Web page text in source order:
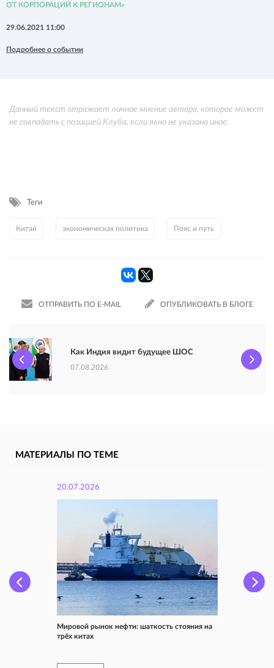
ОТ КОРПОРАЦИЙ К РЕГИОНАМ»
29.06.2021 11:00
Подробнее о событии
Данный текст отражает личное мнение автора, которое может
не совпадать с позицией Клуба, если явно не указано иное.
Теги
Китай экономическая политика Пояс и путь
ОТПРАВИТЬ ПО E-MAIL ОПУБЛИКОВАТЬ В БЛОГЕ
Как Индия видит будущее ШОС
07.08.2026
МАТЕРИАЛЫ ПО ТЕМЕ
20.07.2026
Мировой рынок нефти: шаткость стояния на
трёх китах